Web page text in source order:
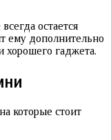
остается
ему дополнительно
хорошего гаджета.
которые стоит